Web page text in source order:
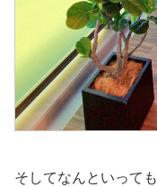
そしてなんといっても